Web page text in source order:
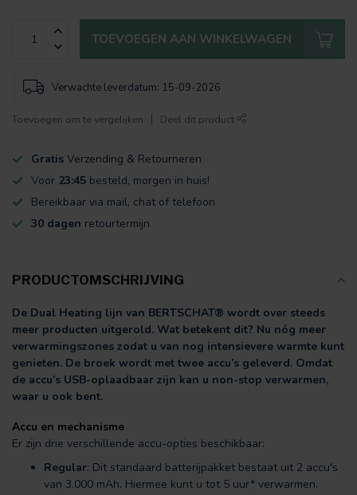
TOEVOEGEN AAN WINKELWAGEN
Verwachte leverdatum: 15-09-2026
Toevoegen om te vergelijken Deel dit product
Gratis Verzending & Retourneren
Voor 23:45 besteld, morgen in huis!
Bereikbaar via mail, chat of telefoon
30 dagen retourtermijn
PRODUCTOMSCHRIJVING
De Dual Heating lijn van BERTSCHAT® wordt over steeds
meer producten uitgerold. Wat betekent dit? Nu nóg meer
verwarmingszones zodat u van nog intensievere warmte kunt
genieten. De broek wordt met twee accu’s geleverd. Omdat
de accu’s USB-oplaadbaar zijn kan u non-stop verwarmen,
waar u ook bent.
Accu en mechanisme
Er zijn drie verschillende accu-opties beschikbaar:
Regular: Dit standaard batterijpakket bestaat uit 2 accu's
van 3.000 mAh. Hiermee kunt u tot 5 uur* verwarmen.